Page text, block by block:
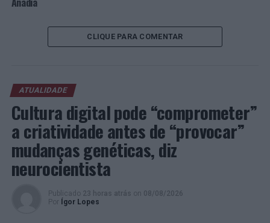
Imagem: DR.
PRÓXIMO
Braga: Detenção por posse de tráfico de estupefaciente
NÃO PERCA
Universidade do Minho apresenta maquetes de obras de
Le Corbusier
CLIQUE PARA COMENTAR
ATUALIDADE
Cultura digital pode “comprometer”
a criatividade antes de “provocar”
mudanças genéticas, diz
neurocientista
Publicado 23 horas atrás on 08/08/2026
Por
Ígor Lopes